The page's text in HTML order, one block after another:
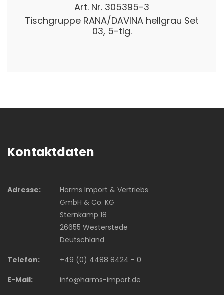
Art. Nr. 305395-3
Tischgruppe RANA/DAVINA hellgrau Set
03, 5-tlg.
Kontaktdaten
Adresse:
Harms Import & Vertriebs
GmbH & Co. KG
Sternkamp 18
26655 Westerstede
Deutschland
Telefon:
+49 (0) 4488 8424 - 0
E-Mail:
info@harms-import.de